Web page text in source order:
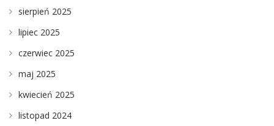
sierpień 2025
lipiec 2025
czerwiec 2025
maj 2025
kwiecień 2025
listopad 2024